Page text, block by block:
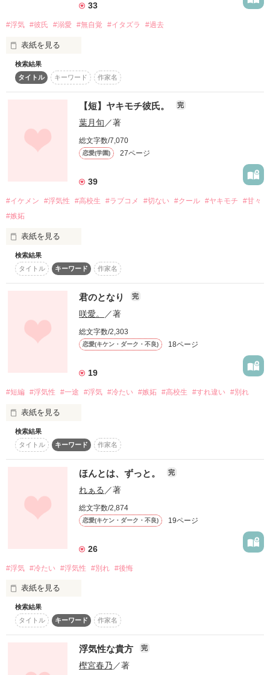
なめんなょッ。様
もも☆涼健 様
ナタク様
あらしぃ様
うんピ様
ryona*様
桜まゆ様
水代朱鈴様
♡ぽんちゃん♡様
ありがとうございます★
作品を読む
2017.5.27〜6.4
高校3年生になった2人。
が…!?
＊＊＊＊＊
『どうして私を選んだの?』の続きのお話となります。
2月3日start♪
3月14日end!!
総合ランキング最高＊12位
総合ランキング＊3位
読者様3000人突破!!
『２度目の恋〜涼太SS〜』完結しました!!
このお話についている番外編３の続きのお話です！
素敵なレビュー頂きました♪
ねぇ、教えて？
こんな辛いならもういっそ。
終わってしまいたい…。
浮気性な学園王子
佐渡山梨央（ｻﾄﾞﾔﾏﾘｵ）
33
#浮気 #彼氏 #溺愛 #無自覚 #イタズラ #過去
表紙を見る
私に彼氏が出来ました
かっこよくていつでも優しくて
なんでも出来るけど
   ×
寺島 いろは
浮気しないでって言ったら困るかな？
もっと困らせてしまおうかな
8/12完結しました
総合ランキング最高2位
恋愛ランキング最高2位
ありがとうございます
検索結果
タイトル
キーワード 作家名
【短】ヤキモチ彼氏。 完
葉月旬 ／著
総文字数/7,070
恋愛(学園) 27ページ
39
#イケメン #浮気性 #高校生 #ラブコメ #切ない #クール #ヤキモチ
#甘々
#嫉妬
表紙を見る
あたしの彼氏は、
あたしの事が嫌いです。
＊─────────────＊
田中春亜【harua tanaka】
×
如月來斗【raito kisaragi】
＊─────────────＊
2013.7.23
検索結果
タイトル
キーワード 作家名
君のとなり 完
咲愛。 ／著
総文字数/2,303
恋愛(キケン・ダーク・不良) 18ページ
19
#短編 #浮気性 #一途 #浮気 #冷たい #嫉妬 #高校生 #すれ違い #別れ
表紙を見る
“一途で可愛い女の子”
五十嵐柚香
【Ikarashi Yuuka】
桜木光輝
【Sakuragi Kouki】
初作品です！
作品を読む
検索結果
タイトル
キーワード 作家名
ほんとは、ずっと。 完
れぁる ／著
総文字数/2,874
恋愛(キケン・ダーク・不良) 19ページ
26
#浮気 #冷たい #浮気性 #別れ #後悔
表紙を見る
ほんとは、ずっと。
お前のこと好きじゃなかった。
検索結果
タイトル
キーワード 作家名
浮気性な貴方 完
樫宮春乃／著